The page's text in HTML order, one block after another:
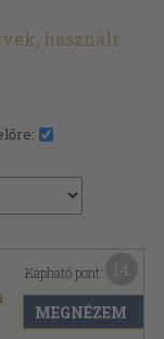
használt
Kapható pont:
MEGNÉZEM